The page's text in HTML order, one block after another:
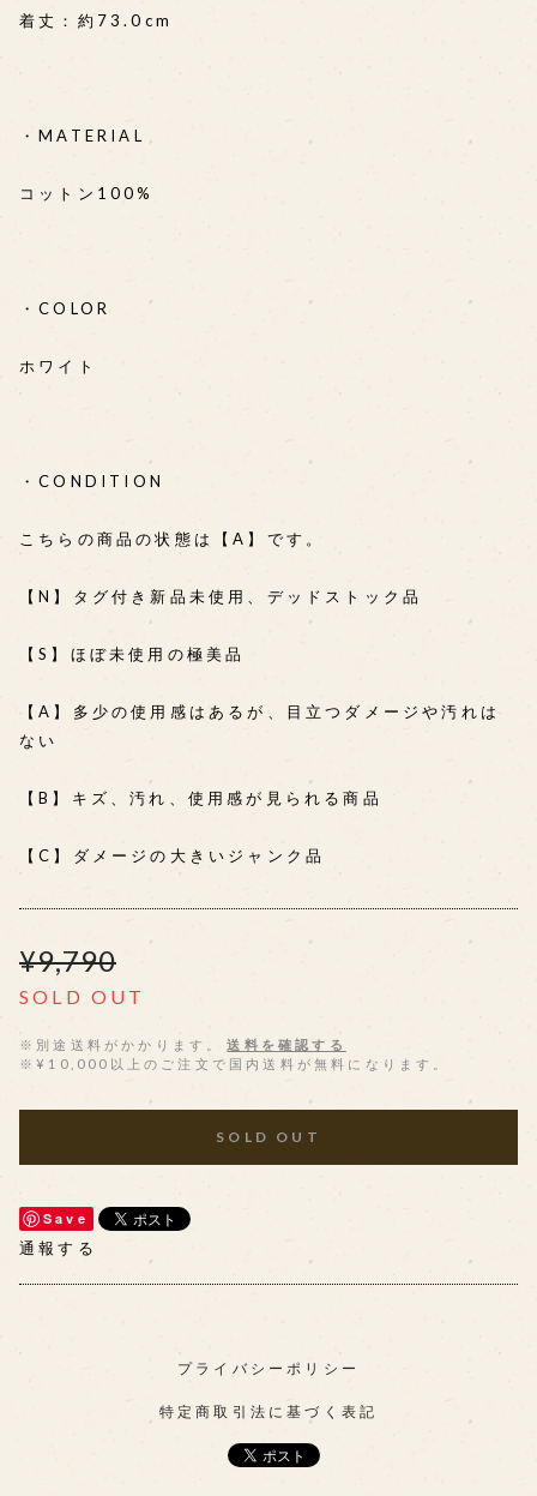
着丈：約73.0cm
・MATERIAL
コットン100%
・COLOR
ホワイト
・CONDITION
こちらの商品の状態は【A】です。
【N】タグ付き新品未使用、デッドストック品
【S】ほぼ未使用の極美品
【A】多少の使用感はあるが、目立つダメージや汚れは
ない
【B】キズ、汚れ、使用感が見られる商品
【C】ダメージの大きいジャンク品
¥9,790
SOLD OUT
※別途送料がかかります。
送料を確認する
※¥10,000以上のご注文で国内送料が無料になります。
SOLD OUT
Save
通報する
プライバシーポリシー
特定商取引法に基づく表記